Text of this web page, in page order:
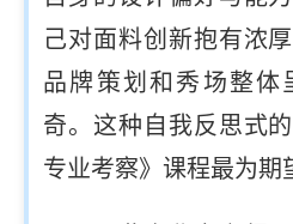
己对面料创新抱有浓
品牌策划和秀场整体
奇。这种自我反思式
专业考察》课程最为期